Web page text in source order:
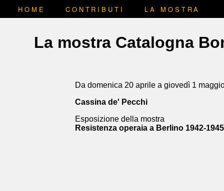
HOME CONTRIBUTI LA MOSTRA
La mostra Catalogna
Da domenica 20 aprile a giovedì 1
Cassina de' Pecchi
Esposizione della mostra
Resistenza operaia a Berlino 1942-1945